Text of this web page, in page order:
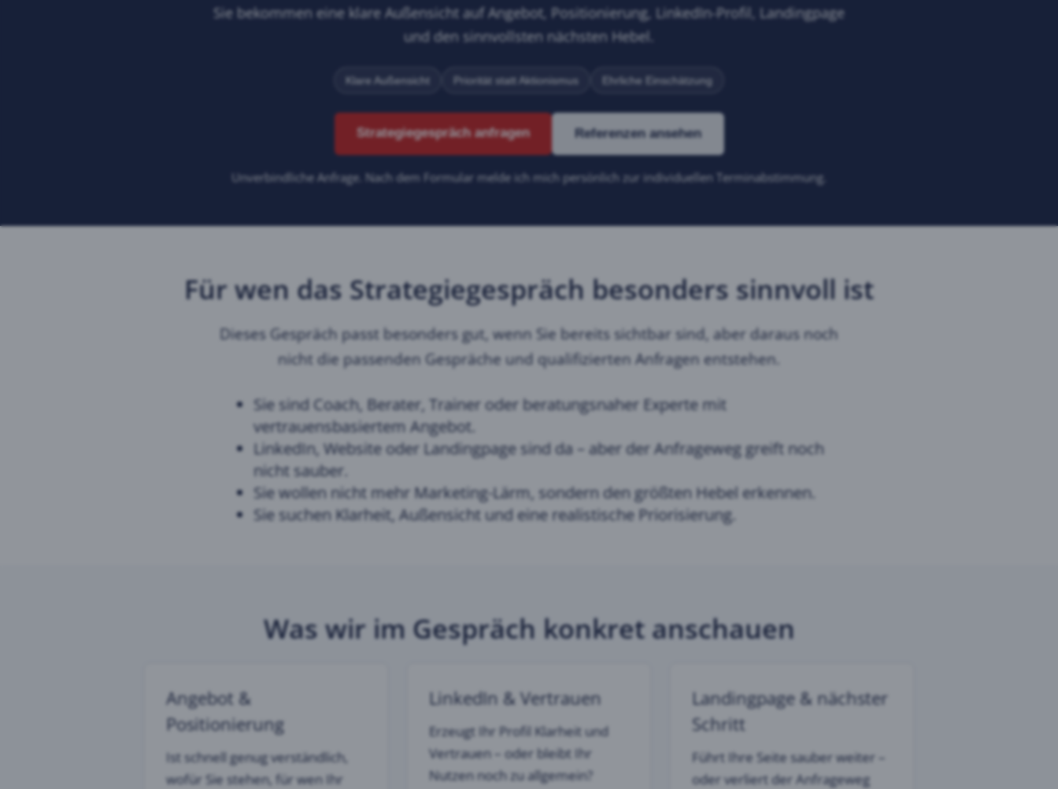
Sie bekommen eine klare Außensicht auf Angebot, Positionierung, LinkedIn-Profil, Landingpage
und den sinnvollsten nächsten Hebel.
Klare Außensicht Priorität statt Aktionismus Ehrliche Einschätzung
Strategiegespräch anfragen Referenzen ansehen
Unverbindliche Anfrage. Nach dem Formular melde ich mich persönlich zur individuellen Terminabstimmung.
Für wen das Strategiegespräch besonders sinnvoll ist
Dieses Gespräch passt besonders gut, wenn Sie bereits sichtbar sind, aber daraus noch
nicht die passenden Gespräche und qualifizierten Anfragen entstehen.
Sie sind Coach, Berater, Trainer oder beratungsnaher Experte mit
vertrauensbasiertem Angebot.
LinkedIn, Website oder Landingpage sind da – aber der Anfrageweg greift noch
nicht sauber.
Sie wollen nicht mehr Marketing-Lärm, sondern den größten Hebel erkennen.
Sie suchen Klarheit, Außensicht und eine realistische Priorisierung.
Was wir im Gespräch konkret anschauen
Angebot &
Positionierung
Ist schnell genug verständlich,
wofür Sie stehen, für wen Ihr
LinkedIn & Vertrauen
Erzeugt Ihr Profil Klarheit und
Vertrauen – oder bleibt Ihr
Nutzen noch zu allgemein?
Landingpage & nächster
Schritt
Führt Ihre Seite sauber weiter –
oder verliert der Anfrageweg